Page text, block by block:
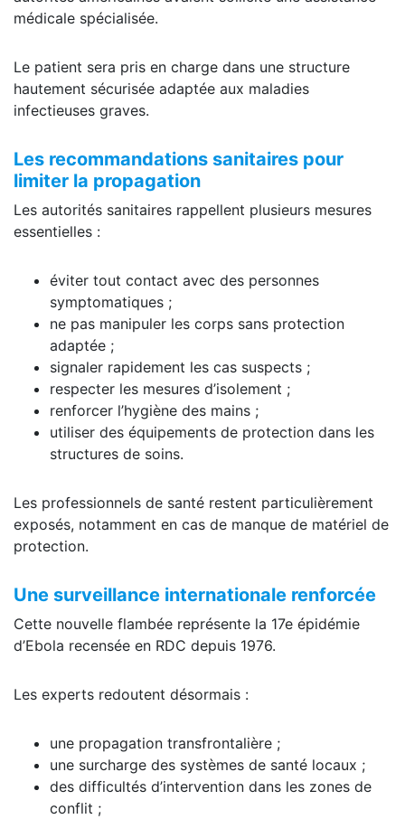
médicale spécialisée.
Le patient sera pris en charge dans une structure
hautement sécurisée adaptée aux maladies
infectieuses graves.
Les recommandations sanitaires pour
limiter la propagation
Les autorités sanitaires rappellent plusieurs mesures
essentielles :
éviter tout contact avec des personnes
symptomatiques ;
ne pas manipuler les corps sans protection
adaptée ;
signaler rapidement les cas suspects ;
respecter les mesures d’isolement ;
renforcer l’hygiène des mains ;
utiliser des équipements de protection dans les
structures de soins.
Les professionnels de santé restent particulièrement
exposés, notamment en cas de manque de matériel de
protection.
Une surveillance internationale renforcée
Cette nouvelle flambée représente la 17e épidémie
d’Ebola recensée en RDC depuis 1976.
Les experts redoutent désormais :
une propagation transfrontalière ;
une surcharge des systèmes de santé locaux ;
des difficultés d’intervention dans les zones de
conflit ;